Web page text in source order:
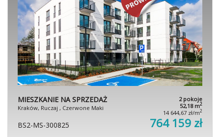
MIESZKANIE NA SPRZEDAŻ
Kraków, Ruczaj , Czerwone Maki
2 pokoje
52,18 m2
14 644,67 zł/m2
BS2-MS-300825 764 159 zł